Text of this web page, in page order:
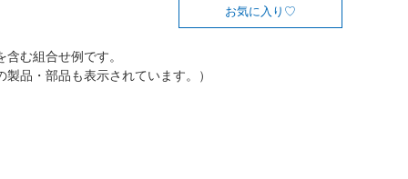
お気に入り
む組合せ例です。
製品・部品も表示されています。）